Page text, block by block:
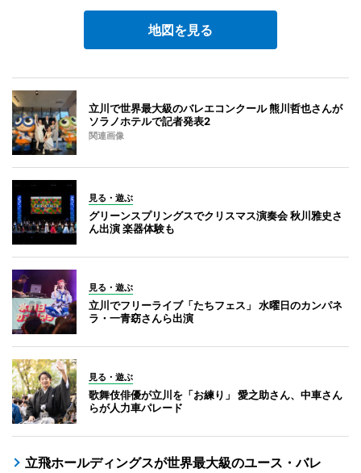
地図を見る
立川で世界最大級のバレエコンクール 熊川哲也さんが
ソラノホテルで記者発表2
関連画像
見る・遊ぶ
グリーンスプリングスでクリスマス演奏会 秋川雅史さ
ん出演 楽器体験も
見る・遊ぶ
立川でフリーライブ「たちフェス」 水曜日のカンパネ
ラ・一青窈さんら出演
見る・遊ぶ
歌舞伎俳優が立川を「お練り」 愛之助さん、中車さん
らが人力車パレード
立飛ホールディングスが世界最大級のユース・バレ